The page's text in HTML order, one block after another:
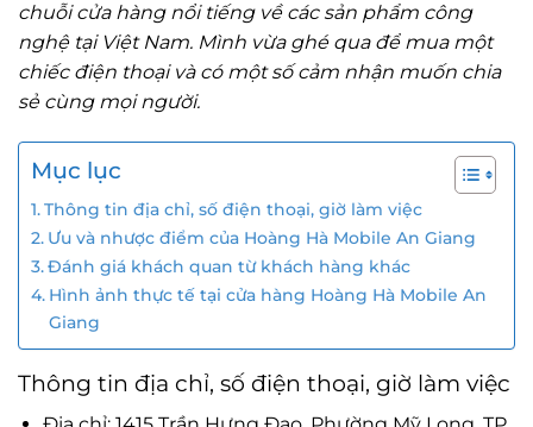
chuỗi cửa hàng nổi tiếng về các sản phẩm công
nghệ tại Việt Nam. Mình vừa ghé qua để mua một
chiếc điện thoại và có một số cảm nhận muốn chia
sẻ cùng mọi người.
Mục lục
Thông tin địa chỉ, số điện thoại, giờ làm việc
Ưu và nhược điểm của Hoàng Hà Mobile An Giang
Đánh giá khách quan từ khách hàng khác
Hình ảnh thực tế tại cửa hàng Hoàng Hà Mobile An
Giang
Thông tin địa chỉ, số điện thoại, giờ làm việc